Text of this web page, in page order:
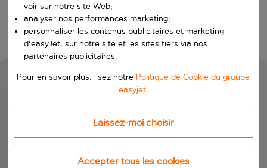
Rechercher
voir sur notre site Web;
analyser nos performances marketing;
personnaliser les contenus publicitaires et marketing
d'easyJet, sur notre site et les sites tiers via nos
partenaires publicitaires.
Pour en savoir plus, lisez notre Politique de Cookie du groupe
easyjet.
Laissez-moi choisir
Accepter tous les cookies